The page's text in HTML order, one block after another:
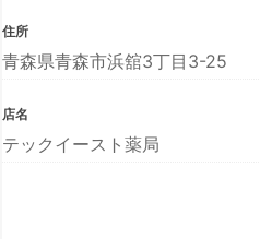
住所
青森県青森市浜舘3丁目3-25
店名
テックイースト薬局